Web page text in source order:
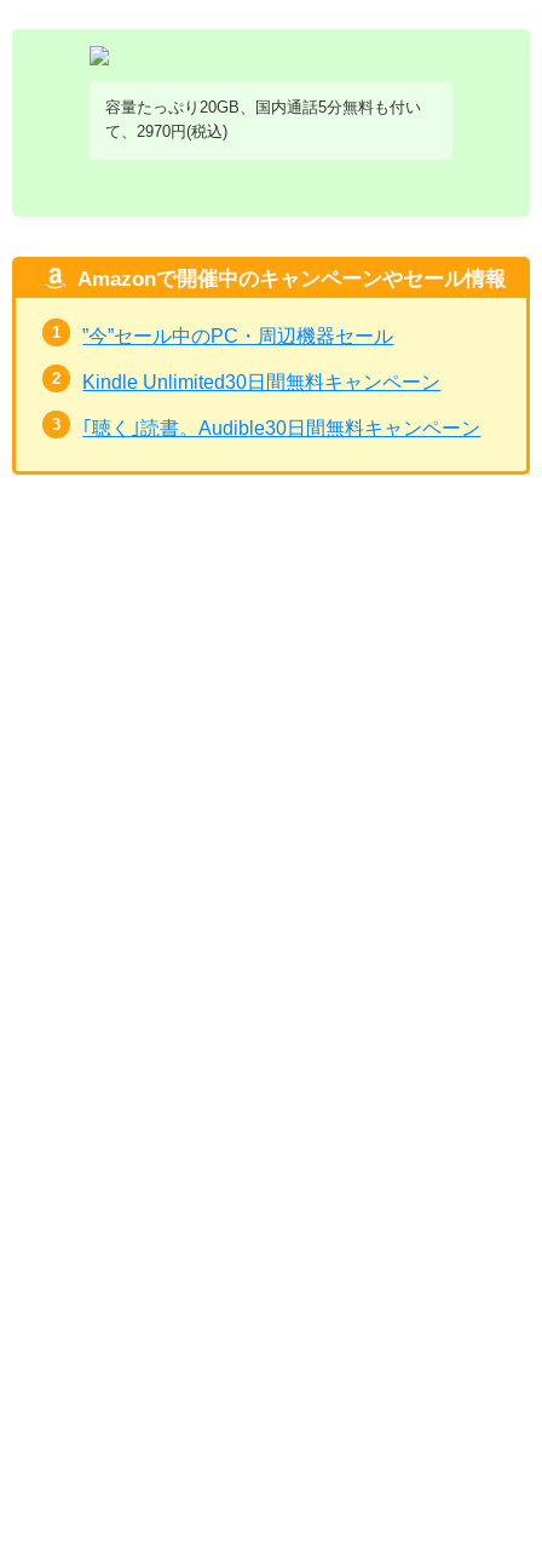
容量たっぷり20GB、国内通話5分無料も付い
て、2970円(税込)
Amazonで開催中のキャンペーンやセール情報
”今”セール中のPC・周辺機器セール
Kindle Unlimited30日間無料キャンペーン
｢聴く｣読書。Audible30日間無料キャンペーン